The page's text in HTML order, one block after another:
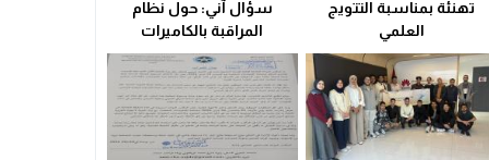
ولاية أمن وجدة تُقرب خدمات بطاقة التعريف الوطنية من سكان
23:31 سوء التدبير و التسيير في القطاع الصحي المحلي يشعل التوتر
تهنئة بمناسبة التتويج
العلمي
سؤال آني: حول نظام
المراقبة بالكاميرات